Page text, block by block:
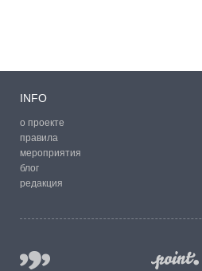
INFO
о проекте
правила
мероприятия
блог
редакция